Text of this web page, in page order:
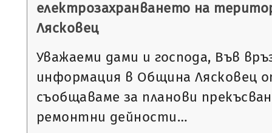
електрозахранването на
Лясковец
Уважаеми дами и господа, Във
информация в Община Лясковец
съобщаваме за планови
ремонтни дейности…